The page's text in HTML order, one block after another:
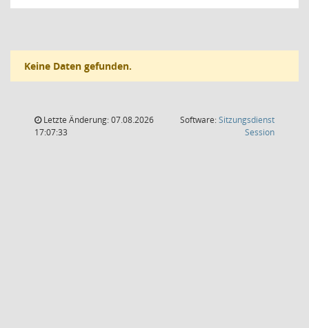
Keine Daten gefunden.
Letzte Änderung: 07.08.2026
17:07:33
Software:Sitzungsdienst
Session(Wird in